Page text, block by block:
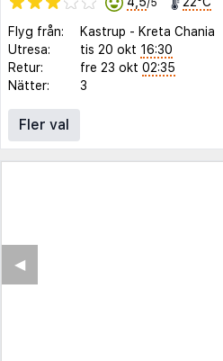
Flyg från: Kastrup - Kreta Chania
Utresa:
tis 20 okt 16:30
Retur:
fre 23 okt 02:35
Nätter:
3
Fler val
◀︎